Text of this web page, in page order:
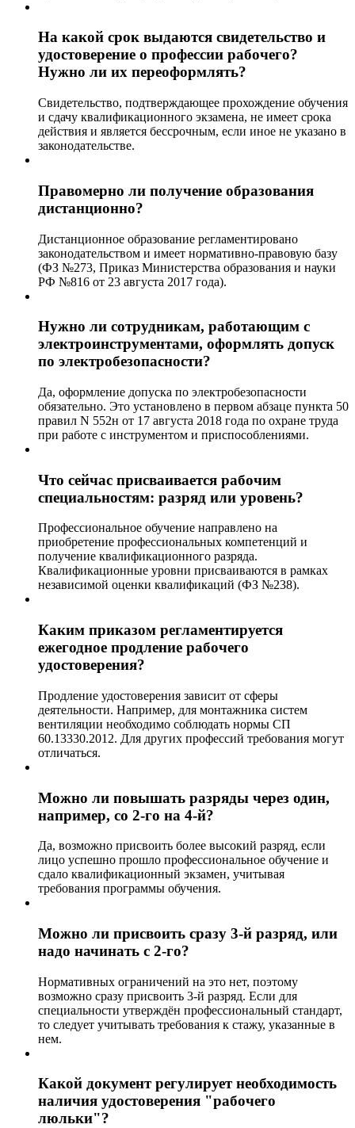
На какой срок выдаются свидетельство и
удостоверение о профессии рабочего?
Нужно ли их переоформлять?
Свидетельство, подтверждающее прохождение обучения
и сдачу квалификационного экзамена, не имеет срока
действия и является бессрочным, если иное не указано в
законодательстве.
Правомерно ли получение образования
дистанционно?
Дистанционное образование регламентировано
законодательством и имеет нормативно-правовую базу
(ФЗ №273, Приказ Министерства образования и науки
РФ №816 от 23 августа 2017 года).
Нужно ли сотрудникам, работающим с
электроинструментами, оформлять допуск
по электробезопасности?
Да, оформление допуска по электробезопасности
обязательно. Это установлено в первом абзаце пункта 50
правил N 552н от 17 августа 2018 года по охране труда
при работе с инструментом и приспособлениями.
Что сейчас присваивается рабочим
специальностям: разряд или уровень?
Профессиональное обучение направлено на
приобретение профессиональных компетенций и
получение квалификационного разряда.
Квалификационные уровни присваиваются в рамках
независимой оценки квалификаций (ФЗ №238).
Каким приказом регламентируется
ежегодное продление рабочего
удостоверения?
Продление удостоверения зависит от сферы
деятельности. Например, для монтажника систем
вентиляции необходимо соблюдать нормы СП
60.13330.2012. Для других профессий требования могут
отличаться.
Можно ли повышать разряды через один,
например, со 2-го на 4-й?
Да, возможно присвоить более высокий разряд, если
лицо успешно прошло профессиональное обучение и
сдало квалификационный экзамен, учитывая
требования программы обучения.
Можно ли присвоить сразу 3-й разряд, или
надо начинать с 2-го?
Нормативных ограничений на это нет, поэтому
возможно сразу присвоить 3-й разряд. Если для
специальности утверждён профессиональный стандарт,
то следует учитывать требования к стажу, указанные в
нем.
Какой документ регулирует необходимость
наличия удостоверения "рабочего
люльки"?